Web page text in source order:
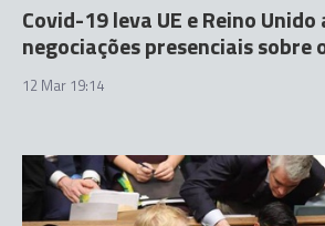
Covid-19 leva UE e Reino
negociações presenciais sobre
12 Mar 19:14